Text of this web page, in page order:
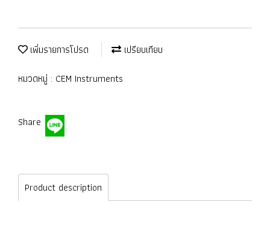
เพิ่มรายการโปรด
เปรียบเทียบ
หมวดหมู่ : CEM Instruments
Share
Product description